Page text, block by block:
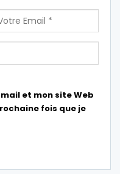
et mon site Web
fois que je